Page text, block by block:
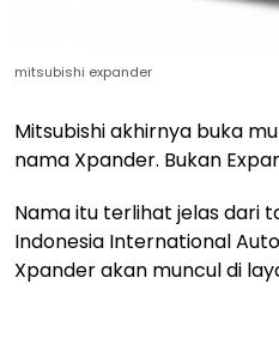
mitsubishi expander
Mitsubishi akhirnya buka
nama Xpander. Bukan
Nama itu terlihat jelas dari
Indonesia International
Xpander akan muncul di